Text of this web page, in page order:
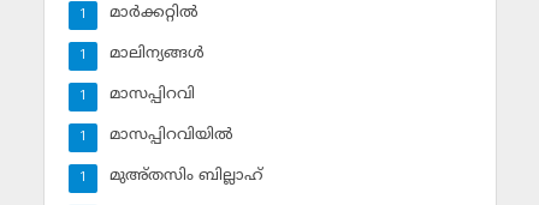
മാര്‍ക്കറ്റില്‍
1
മാലിന്യങ്ങള്‍
1
മാസപ്പിറവി
1
മാസപ്പിറവിയില്‍
1
മുഅ്തസിം ബില്ലാഹ്
1